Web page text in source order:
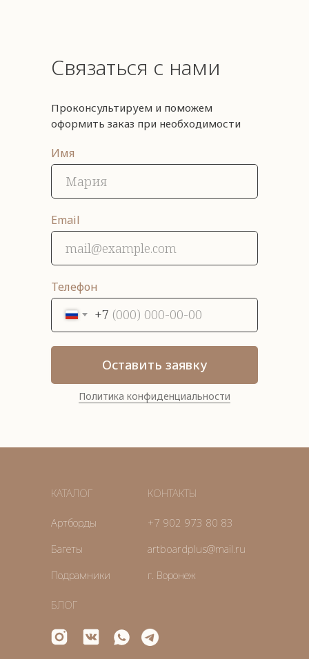
Связаться с нами
Проконсультируем и поможем
оформить заказ при необходимости
Имя
Email
Телефон
+7
Оставить заявку
Политика конфиденциальности
КАТАЛОГ КОНТАКТЫ
Артборды
Багеты
Подрамники
+7 902 973 80 83
artboardplus@mail.ru
г. Воронеж
БЛОГ